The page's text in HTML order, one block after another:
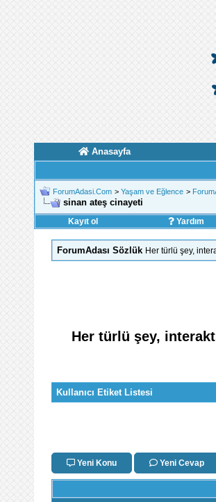
Anasayfa
ForumAdasi.Com > Yaşam ve Eğlence >
sinan ateş cinayeti
Kayıt ol Yardım
ForumAdası Sözlük Her türlü şey,
Her türlü şey,
Kullanıcı Etiket Listesi
Yeni Konu Yeni Cevap